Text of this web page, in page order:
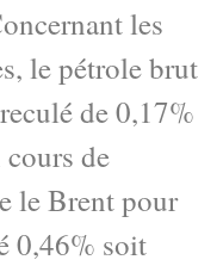
les
le pétrole brut
de 0,17%
de
le Brent pour
0,46% soit